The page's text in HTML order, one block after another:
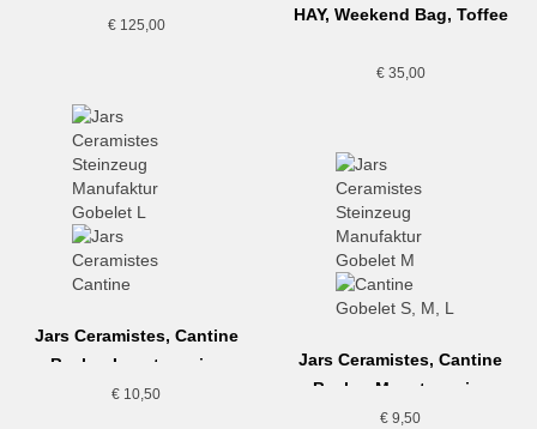
€125,00
HAY, Weekend Bag, Toffee
€35,00
Jars Ceramistes, Cantine
Becher L, naturweiss
€ 10,50
Jars Ceramistes, Cantine
Becher M, naturweiss
€ 9,50